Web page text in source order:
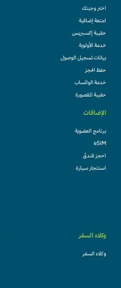
اختر وجبتك
امتعة إضافية
حقيبة إكسبريس
خدمة الأولوية
بيانات تسجيل الوصول
حفظ الحجز
خدمة الواتساب
حقيبة المقصورة
الإضافات
برنامج العضوية
eSIM
احجز فندقً
استئجار سيارة
وكلاء السفر
وكلاء السفر